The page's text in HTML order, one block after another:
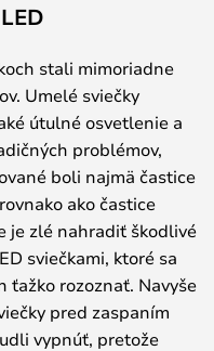
stali mimoriadne
Umelé sviečky
útulné osvetlenie a
problémov,
boli najmä častice
ako častice
je zlé nahradiť škodlivé
sviečkami, ktoré sa
ťažko rozoznať. Navyše
pred zaspaním
vypnúť, pretože